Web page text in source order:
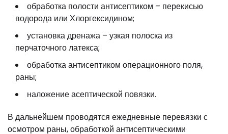
обработка полости антисептиком – перекисью
водорода или Хлоргексидином;
установка дренажа – узкая полоска из
перчаточного латекса;
обработка антисептиком операционного поля,
раны;
наложение асептической повязки.
В дальнейшем проводятся ежедневные перевязки с
осмотром раны, обработкой антисептическими